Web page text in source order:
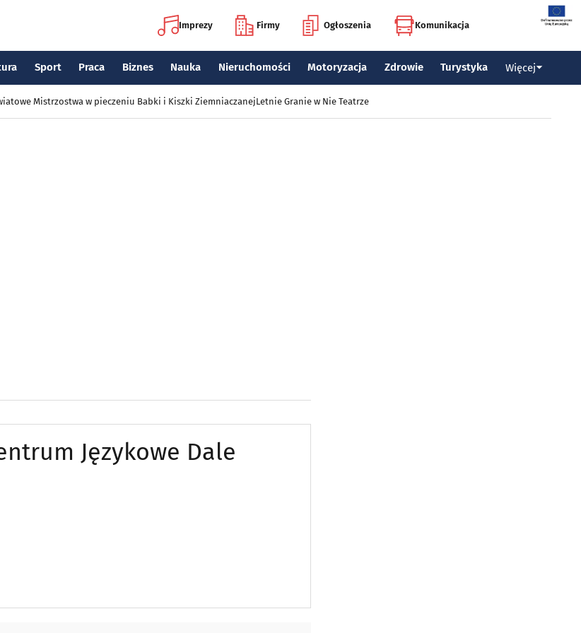
Imprezy Firmy Ogłoszenia Komunikacja
Sport Praca Biznes Nauka Nieruchomości Motoryzacja Zdrowie Turystyka Więcej
Mistrzostwa w pieczeniu Babki i Kiszki ZiemniaczanejLetnie Granie w Nie Teatrze
Językowe Dale